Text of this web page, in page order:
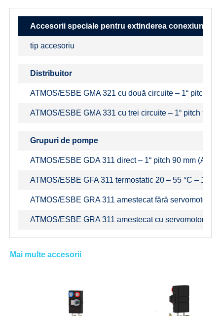
Accesorii speciale pentru extinderea conexiunii
tip accesoriu
Distribuitor
ATMOS/ESBE GMA 321 cu două circuite – 1“ pitch 90
ATMOS/ESBE GMA 331 cu trei circuite – 1“ pitch 90
Grupuri de pompe
ATMOS/ESBE GDA 311 direct – 1“ pitch 90 mm (ACM)
ATMOS/ESBE GFA 311 termostatic 20 – 55 °C – 1“
ATMOS/ESBE GRA 311 amestecat fără servomotor –
ATMOS/ESBE GRA 311 amestecat cu servomotor 120
Mai multe accesorii